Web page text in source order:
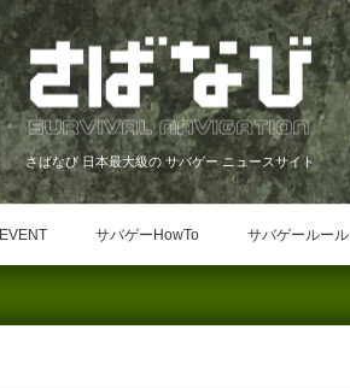
さばなび 日本最大級の サバゲー ニュースサイト
EVENT サバゲーHowTo サバゲールール